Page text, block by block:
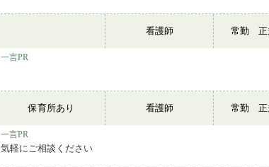
看護師 常勤 正
一言PR
保育所あり 看護師 常勤 正
一言PR
気軽にご相談ください